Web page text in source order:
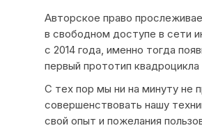
Авторское право
в свободном доступе в сети
с 2014 года, именно тогда
первый прототип
С тех пор мы ни на минуту не
совершенствовать нашу
свой опыт и пожелания